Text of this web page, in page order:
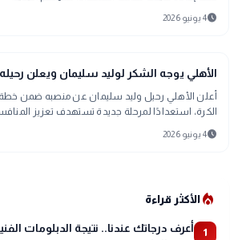
schedule4 يونيو 2026
sports_soccer
رياضة
الأهلي يوجه الشكر لوليد سليمان ويعلن رحيله
أعلن الأهلي رحيل وليد سليمان عن منصبه ضمن
الكرة، استعدادًا لمرحلة جديدة تستهدف تعزيز
schedule4 يونيو 2026
local_fire_departmentالأكثر قراءة
1